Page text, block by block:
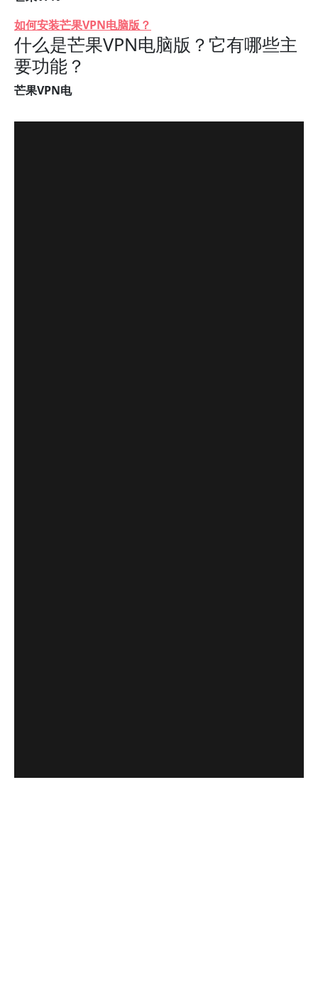
如何安装芒果VPN电脑版？
什么是芒果VPN电脑版？它有哪些主
要功能？
芒果VPN电